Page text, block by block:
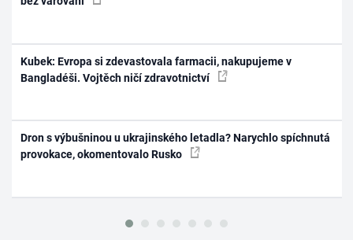
Kubek: Evropa si zdevastovala farmacii, nakupujeme v
Bangladéši. Vojtěch ničí zdravotnictví
Dron s výbušninou u ukrajinského letadla? Narychlo spíchnutá
provokace, okomentovalo Rusko